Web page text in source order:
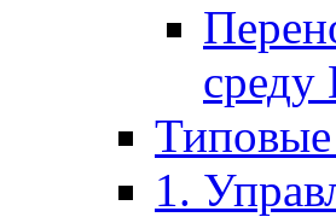
1.